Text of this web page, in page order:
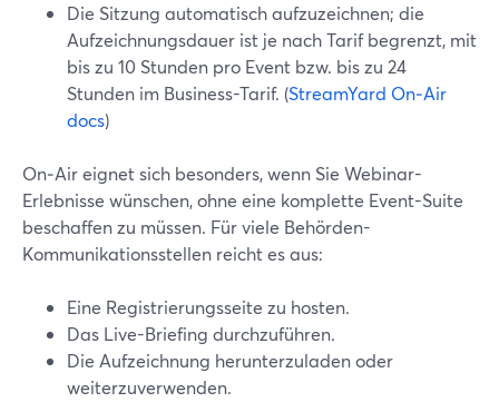
Die Sitzung automatisch aufzuzeichnen; die
Aufzeichnungsdauer ist je nach Tarif begrenzt, mit
bis zu 10 Stunden pro Event bzw. bis zu 24
Stunden im Business-Tarif. (StreamYard On‑Air
docs)
On‑Air eignet sich besonders, wenn Sie Webinar-
Erlebnisse wünschen, ohne eine komplette Event-Suite
beschaffen zu müssen. Für viele Behörden-
Kommunikationsstellen reicht es aus:
Eine Registrierungsseite zu hosten.
Das Live-Briefing durchzuführen.
Die Aufzeichnung herunterzuladen oder
weiterzuverwenden.